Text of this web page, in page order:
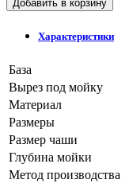
Добавить в корзину
Характеристики
База
Вырез под мойку
Материал
Размеры
Размер чаши
Глубина мойки
Метод производства